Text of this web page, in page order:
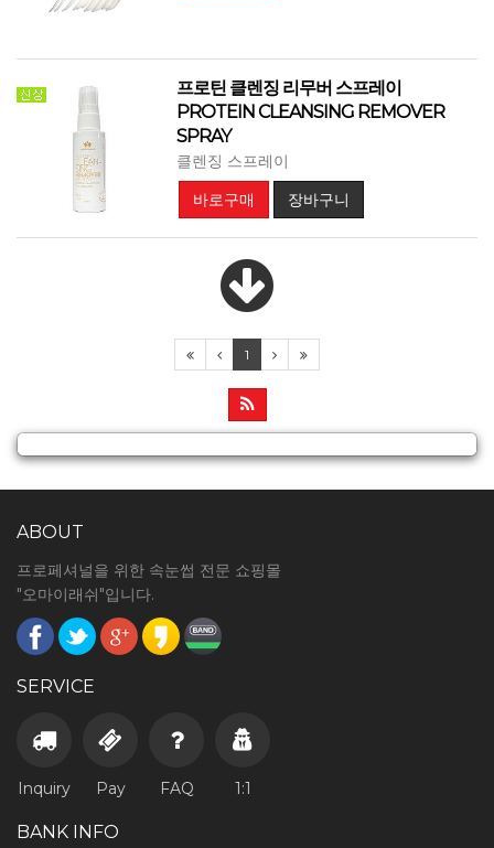
프로틴 클렌징 리무버 스프레이
PROTEIN CLEANSING REMOVER
SPRAY
클렌징 스프레이
바로구매
장바구니
1
ABOUT
프로페셔널을 위한 속눈썹 전문 쇼핑몰
"오마이래쉬"입니다.
SERVICE
Inquiry Pay FAQ 1:1
BANK INFO